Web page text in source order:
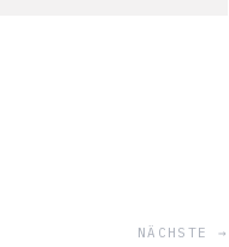
NÄCHSTE →